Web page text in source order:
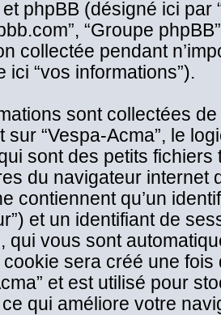
phpBB (désigné ici par
“Groupe
collectée pendant
ici “vos informations”).
sont collectées
sur “Vespa-Acma”, le
sont des petits
du navigateur internet
contiennent qu’un
et un identifiant de
qui vous sont
sera créé une
et est utilisé pour
qui améliore votre